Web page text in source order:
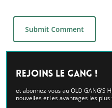
Rejoins le GANG !
et abonnez-vous au OLD GANG’S
nouvelles et les avantages les plus